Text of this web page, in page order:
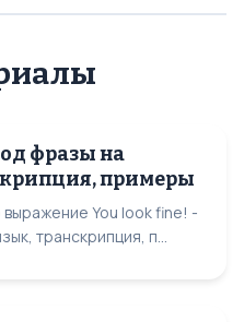
фразы на
примеры
You look fine! -
транскрипция, п...